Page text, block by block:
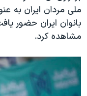
ملی مردان ایران به
بانوان ایران حضور
مشاهده کرد.